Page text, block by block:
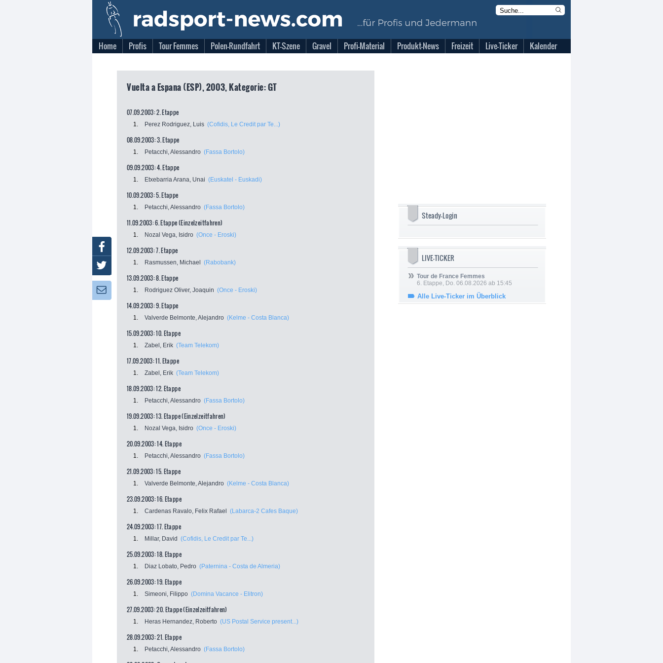
Home Profis Tour Femmes Polen-Rundfahrt KT-Szene Gravel Profi-Material Produkt-News Freizeit Live-Ticker Kalender
Vuelta a Espana (ESP), 2003, Kategorie: GT
07.09.2003: 2. Etappe
1. Perez Rodriguez, Luis (Cofidis, Le Credit par Te...)
08.09.2003: 3. Etappe
1. Petacchi, Alessandro (Fassa Bortolo)
09.09.2003: 4. Etappe
1. Etxebarria Arana, Unai (Euskatel - Euskadi)
10.09.2003: 5. Etappe
1. Petacchi, Alessandro (Fassa Bortolo)
11.09.2003: 6. Etappe (Einzelzeitfahren)
1. Nozal Vega, Isidro (Once - Eroski)
12.09.2003: 7. Etappe
1. Rasmussen, Michael (Rabobank)
13.09.2003: 8. Etappe
1. Rodriguez Oliver, Joaquin (Once - Eroski)
14.09.2003: 9. Etappe
1. Valverde Belmonte, Alejandro (Kelme - Costa Blanca)
15.09.2003: 10. Etappe
1. Zabel, Erik (Team Telekom)
17.09.2003: 11. Etappe
1. Zabel, Erik (Team Telekom)
18.09.2003: 12. Etappe
1. Petacchi, Alessandro (Fassa Bortolo)
19.09.2003: 13. Etappe (Einzelzeitfahren)
1. Nozal Vega, Isidro (Once - Eroski)
20.09.2003: 14. Etappe
1. Petacchi, Alessandro (Fassa Bortolo)
21.09.2003: 15. Etappe
1. Valverde Belmonte, Alejandro (Kelme - Costa Blanca)
23.09.2003: 16. Etappe
1. Cardenas Ravalo, Felix Rafael (Labarca-2 Cafes Baque)
24.09.2003: 17. Etappe
1. Millar, David (Cofidis, Le Credit par Te...)
25.09.2003: 18. Etappe
1. Diaz Lobato, Pedro (Paternina - Costa de Almeria)
26.09.2003: 19. Etappe
1. Simeoni, Filippo (Domina Vacance - Elitron)
27.09.2003: 20. Etappe (Einzelzeitfahren)
1. Heras Hernandez, Roberto (US Postal Service present...)
28.09.2003: 21. Etappe
1. Petacchi, Alessandro (Fassa Bortolo)
Steady-Login
LIVE-TICKER
Tour de France Femmes
6. Etappe, Do. 06.08.2026 ab 15:45
Alle Live-Ticker im Überblick
Facebook
Twitter
Newsletter: